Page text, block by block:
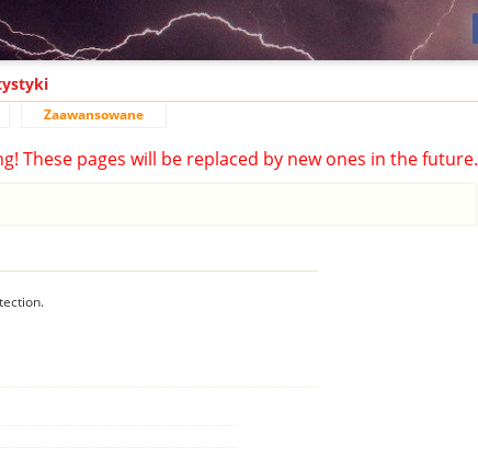
Zaawansowane
These pages will be replaced by new ones in the future.